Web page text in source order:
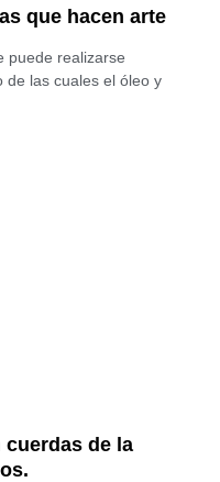
que hacen arte
puede realizarse
de las cuales el óleo y
de la